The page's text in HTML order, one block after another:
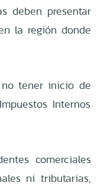
deben presentar
la región donde
tener inicio de
Internos
comerciales
ni tributarias,